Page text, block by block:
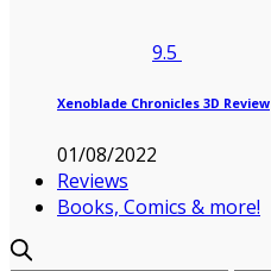
9.5
Xenoblade Chronicles 3D Review
01/08/2022
Reviews
Books, Comics & more!